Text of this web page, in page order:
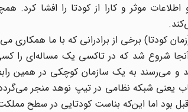
موثر و کارا از کودتا را افشا ‌کرد.
برخی از برادرانی که با ما همکاری
شروع شد که در تاکسی یک مساله‌ای را
و می‌رسند به یک سازمان کوچکی در همین
یعنی شبکه نظامی در تیپ نوهد منجر
قبل بود اما این‌که بناست کودتایی در سطح